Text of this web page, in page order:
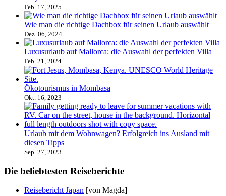
Feb. 17, 2025
Wie man die richtige Dachbox für seinen Urlaub auswählt
Dez. 06, 2024
Luxusurlaub auf Mallorca: die Auswahl der perfekten Villa
Feb. 21, 2024
Ökotourismus in Mombasa
Okt. 16, 2023
Urlaub mit dem Wohnwagen? Erfolgreich ins Ausland mit
diesen Tipps
Sep. 27, 2023
Die beliebtesten Reiseberichte
Reisebericht Japan [von Magda]